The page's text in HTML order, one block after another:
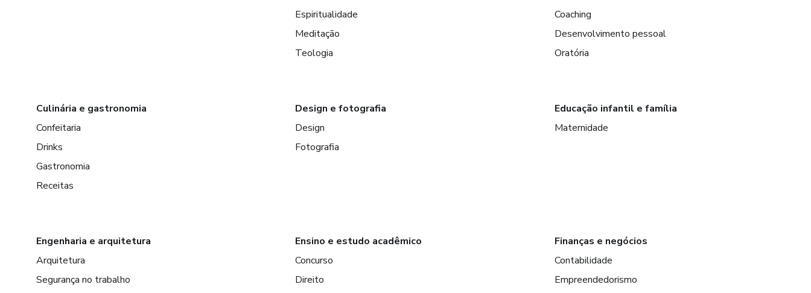
Espiritualidade
Meditação
Teologia
Coaching
Desenvolvimento pessoal
Oratória
Culinária e gastronomia
Confeitaria
Drinks
Gastronomia
Receitas
Design e fotografia
Design
Fotografia
Educação infantil e família
Maternidade
Engenharia e arquitetura
Arquitetura
Segurança no trabalho
Ensino e estudo acadêmico
Concurso
Direito
Finanças e negócios
Contabilidade
Empreendedorismo